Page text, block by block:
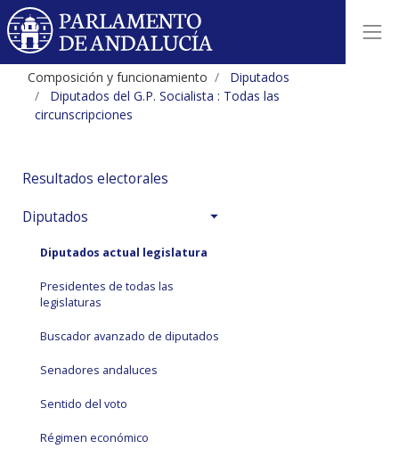
Composición y funcionamiento
Diputados
Diputados del G.P. Socialista : Todas las
circunscripciones
Resultados electorales
Diputados
Diputados actual legislatura
Presidentes de todas las
legislaturas
Buscador avanzado de diputados
Senadores andaluces
Sentido del voto
Régimen económico